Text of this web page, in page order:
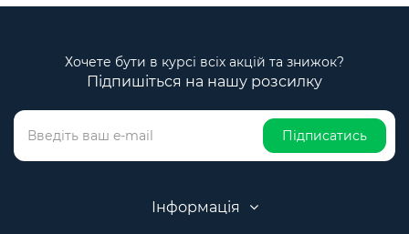
Хочете бути в курсі всіх акцій та знижок?
Підпишіться на нашу розсилку
Підписатись
Інформація